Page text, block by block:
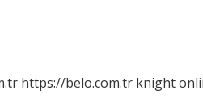
https://belo.com.tr knight